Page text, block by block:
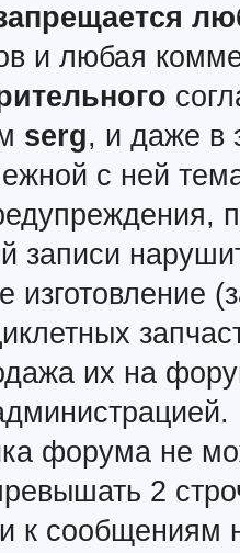
и любая
serg, и даже в
с ней
записи
изготовление
их на
форума не
2
к